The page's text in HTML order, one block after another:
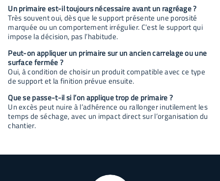
Un primaire est-il toujours nécessaire avant un ragréage ?
Très souvent oui, dès que le support présente une porosité
marquée ou un comportement irrégulier. C’est le support qui
impose la décision, pas l’habitude.
Peut-on appliquer un primaire sur un ancien carrelage ou une
surface fermée ?
Oui, à condition de choisir un produit compatible avec ce type
de support et la finition prévue ensuite.
Que se passe-t-il si l’on applique trop de primaire ?
Un excès peut nuire à l’adhérence ou rallonger inutilement les
temps de séchage, avec un impact direct sur l’organisation du
chantier.